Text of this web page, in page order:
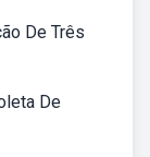
De Três
De